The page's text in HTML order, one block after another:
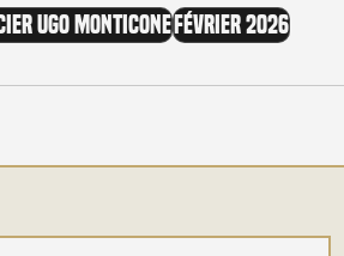
Ugo Monticone Février 2026